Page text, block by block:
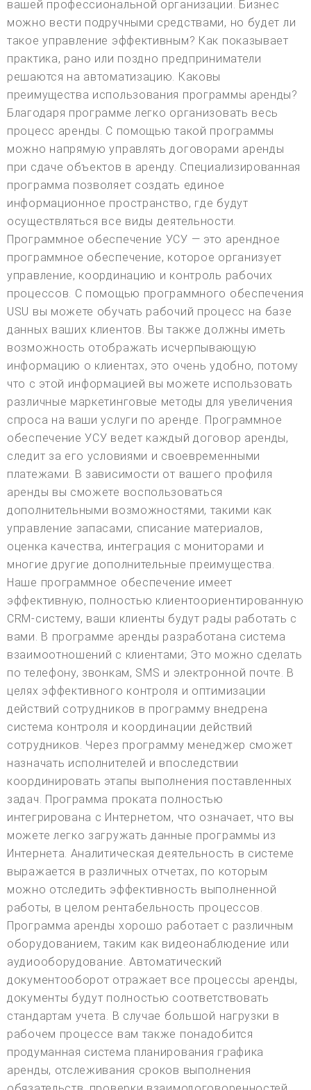
вашей профессиональной организации. Бизнес
можно вести подручными средствами, но будет ли
такое управление эффективным? Как показывает
практика, рано или поздно предприниматели
решаются на автоматизацию. Каковы
преимущества использования программы аренды?
Благодаря программе легко организовать весь
процесс аренды. С помощью такой программы
можно напрямую управлять договорами аренды
при сдаче объектов в аренду. Специализированная
программа позволяет создать единое
информационное пространство, где будут
осуществляться все виды деятельности.
Программное обеспечение УСУ — это арендное
программное обеспечение, которое организует
управление, координацию и контроль рабочих
процессов. С помощью программного обеспечения
USU вы можете обучать рабочий процесс на базе
данных ваших клиентов. Вы также должны иметь
возможность отображать исчерпывающую
информацию о клиентах, это очень удобно, потому
что с этой информацией вы можете использовать
различные маркетинговые методы для увеличения
спроса на ваши услуги по аренде. Программное
обеспечение УСУ ведет каждый договор аренды,
следит за его условиями и своевременными
платежами. В зависимости от вашего профиля
аренды вы сможете воспользоваться
дополнительными возможностями, такими как
управление запасами, списание материалов,
оценка качества, интеграция с мониторами и
многие другие дополнительные преимущества.
Наше программное обеспечение имеет
эффективную, полностью клиентоориентированную
CRM-систему, ваши клиенты будут рады работать с
вами. В программе аренды разработана система
взаимоотношений с клиентами; Это можно сделать
по телефону, звонкам, SMS и электронной почте. В
целях эффективного контроля и оптимизации
действий сотрудников в программу внедрена
система контроля и координации действий
сотрудников. Через программу менеджер сможет
назначать исполнителей и впоследствии
координировать этапы выполнения поставленных
задач. Программа проката полностью
интегрирована с Интернетом, что означает, что вы
можете легко загружать данные программы из
Интернета. Аналитическая деятельность в системе
выражается в различных отчетах, по которым
можно отследить эффективность выполненной
работы, в целом рентабельность процессов.
Программа аренды хорошо работает с различным
оборудованием, таким как видеонаблюдение или
аудиооборудование. Автоматический
документооборот отражает все процессы аренды,
документы будут полностью соответствовать
стандартам учета. В случае большой нагрузки в
рабочем процессе вам также понадобится
продуманная система планирования графика
аренды, отслеживания сроков выполнения